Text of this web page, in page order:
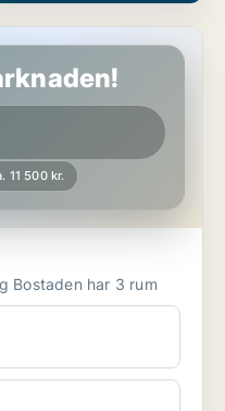
11 500 kr.
Lägenhet att hyra i Falkenberg Bostaden har 3 rum